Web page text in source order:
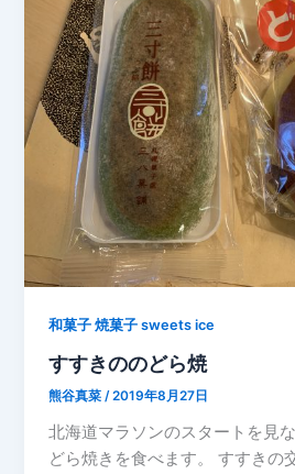
和菓子 焼菓子 sweets ice
すすきののどら焼
熊谷真菜/2019年8月27日
北海道マラソンのスタートを見
どら焼きを食べます。 すすきの